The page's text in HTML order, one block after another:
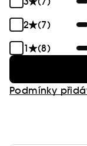
2
(7)
1
(8)
Podmínky